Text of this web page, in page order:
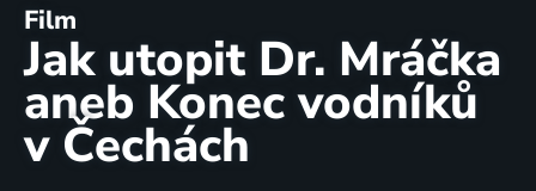
Film
Jak utopit Dr. Mráčka
aneb Konec vodníků
v Čechách